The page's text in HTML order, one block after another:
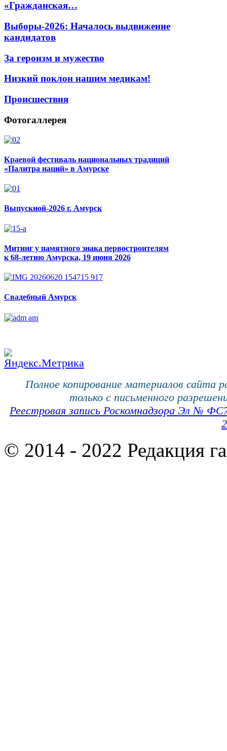
«Гражданская…
Выборы-2026: Началось выдвижение
кандидатов
За героизм и мужество
Низкий поклон нашим медикам!
Происшествия
Фотогаллерея
Краевой фестиваль национальных традиций
«Палитра наций» в Амурске
Выпускной-2026 г. Амурск
Митинг у памятного знака первостроителям
к 68-летию Амурска, 19 июня 2026
Свадебный Амурск
Полное копирование материалов сайта
только с письменного
Реестровая запись Роскомнадзора Эл №
© 2014 - 2022 Редакция